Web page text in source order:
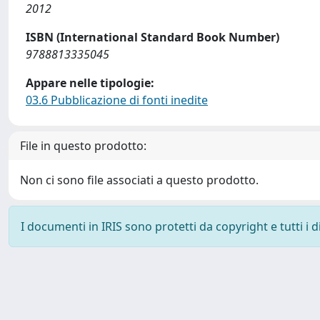
2012
ISBN (International Standard Book Number)
9788813335045
Appare nelle tipologie:
03.6 Pubblicazione di fonti inedite
File in questo prodotto:
Non ci sono file associati a questo prodotto.
I documenti in IRIS sono protetti da copyright e tutti i